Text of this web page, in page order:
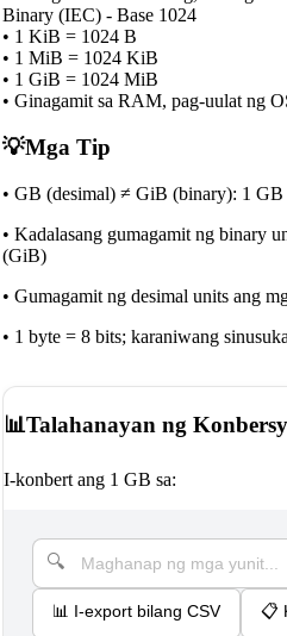
Binary (IEC) - Base 1024
• 1 KiB = 1024 B
• 1 MiB = 1024 KiB
• 1 GiB = 1024 MiB
• Ginagamit sa RAM, pag-uulat ng
💡Mga Tip
• GB (desimal) ≠ GiB (binary): 1
• Kadalasang gumagamit ng binary
(GiB)
• Gumagamit ng desimal units ang
• 1 byte = 8 bits; karaniwang
📊Talahanayan ng
I-konbert ang 1 GB sa:
📊 I-export bilang CSV 📋